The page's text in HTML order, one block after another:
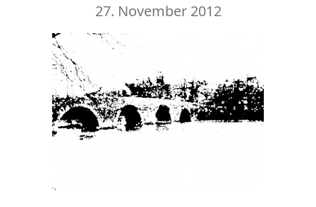
27. November 2012